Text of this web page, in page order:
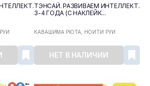
ТЭНСАЙ. РАЗВИВАЕМ ИНТЕЛЛЕКТ.
3-4 ГОДА (С НАКЛЕЙК...
КАВАШИМА РЮТА, НОИТИ РУИ
НЕТ В НАЛИЧИИ